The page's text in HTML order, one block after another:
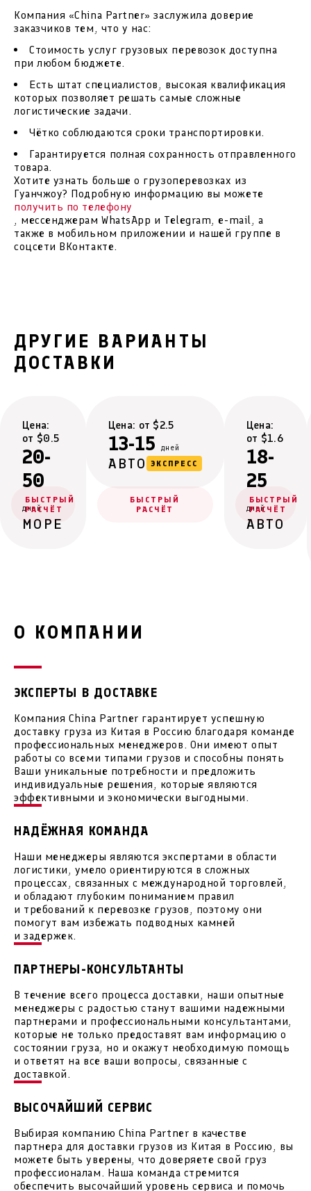
Компания «China Partner» заслужила доверие
заказчиков тем, что у нас:
Стоимость услуг грузовых перевозок доступна
при любом бюджете.
Есть штат специалистов, высокая квалификация
которых позволяет решать самые сложные
логистические задачи.
Чётко соблюдаются сроки транспортировки.
Гарантируется полная сохранность отправленного
товара.
Хотите узнать больше о грузоперевозках из
Гуанчжоу? Подробную информацию вы можете
получить по телефону
, мессенджерам WhatsApp и Telegram, e-mail, а
также в мобильном приложении и нашей группе в
соцсети ВКонтакте.
ДРУГИЕ ВАРИАНТЫ
ДОСТАВКИ
Цена:
от $0.5
20-
50
дней
МОРЕ
БЫСТРЫЙ
РАСЧЁТ
Цена: от $2.5
13-15 дней
АВТО ЭКСПРЕСС
БЫСТРЫЙ
РАСЧЁТ
Цена:
от $1.6
18-
25
дней
АВТО
БЫСТРЫЙ
РАСЧЁТ
О КОМПАНИИ
ЭКСПЕРТЫ В ДОСТАВКЕ
Компания China Partner гарантирует успешную
доставку груза из Китая в Россию благодаря команде
профессиональных менеджеров. Они имеют опыт
работы со всеми типами грузов и способны понять
Ваши уникальные потребности и предложить
индивидуальные решения, которые являются
эффективными и экономически выгодными.
НАДЁЖНАЯ КОМАНДА
Наши менеджеры являются экспертами в области
логистики, умело ориентируются в сложных
процессах, связанных с международной торговлей,
и обладают глубоким пониманием правил
и требований к перевозке грузов, поэтому они
помогут вам избежать подводных камней
и задержек.
ПАРТНЕРЫ-КОНСУЛЬТАНТЫ
В течение всего процесса доставки, наши опытные
менеджеры с радостью станут вашими надежными
партнерами и профессиональными консультантами,
которые не только предоставят вам информацию о
состоянии груза, но и окажут необходимую помощь
и ответят на все ваши вопросы, связанные с
доставкой.
ВЫСОЧАЙШИЙ СЕРВИС
Выбирая компанию China Partner в качестве
партнера для доставки грузов из Китая в Россию, вы
можете быть уверены, что доверяете свой груз
профессионалам. Наша команда стремится
обеспечить высочайший уровень сервиса и помочь